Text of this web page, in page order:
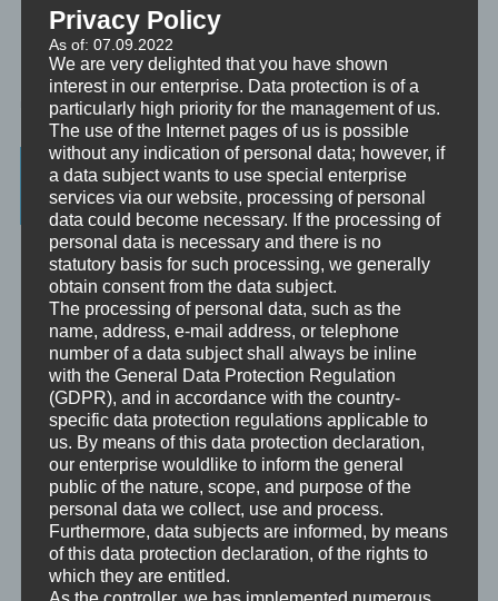
Beratung, Mentoring, Supervision und
Ausbildung
Beratung
Beratung ist das individuelle Aufarbeiten verschiedenster
Problemstellungen durch Interaktion zwischen einer unabhängigen
Person und einem Klienten.
Mentoring
Mentoring ist das individualisierte Weitergeben von Wissen und
Erfahrungen durch Interaktion zwischen einer erfahrenen Person
und einem Klienten.
Supervision
Supervision ist das individualisierte Reflektieren der gemachten
oder anstehenden professionellen Erfahrungen durch Interaktion
zwischen einem Supervisor und einem Klienten.
Ausbildung
Ausbildung ist die angepasste Vermittlung von allgemeinem Wissen
Privacy Policy
As of: 07.09.2022
We are very delighted that you have shown
interest in our enterprise. Data protection is of a
particularly high priority for the management of us.
The use of the Internet pages of us is possible
without any indication of personal data; however, if
a data subject wants to use special enterprise
services via our website, processing of personal
data could become necessary. If the processing of
personal data is necessary and there is no
statutory basis for such processing, we generally
obtain consent from the data subject.
The processing of personal data, such as the
name, address, e-mail address, or telephone
number of a data subject shall always be inline
with the General Data Protection Regulation
(GDPR), and in accordance with the country-
specific data protection regulations applicable to
us. By means of this data protection declaration,
our enterprise wouldlike to inform the general
public of the nature, scope, and purpose of the
personal data we collect, use and process.
Furthermore, data subjects are informed, by means
of this data protection declaration, of the rights to
which they are entitled.